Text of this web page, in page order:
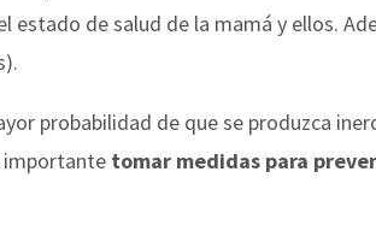
estado de salud de la mamá y ellos.
probabilidad de que se produzca
importante tomar medidas para